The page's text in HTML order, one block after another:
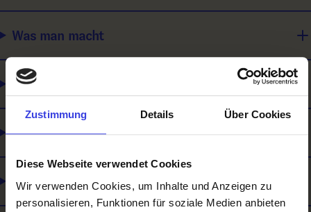
Zustimmung Details Über Cookies
Diese Webseite verwendet Cookies
Wir verwenden Cookies, um Inhalte und Anzeigen zu
personalisieren, Funktionen für soziale Medien anbieten
Was man macht
Für wen man arbeitet
Ausbildungsinhalte / Was man lernt
Wie man sich weiterbilden kann